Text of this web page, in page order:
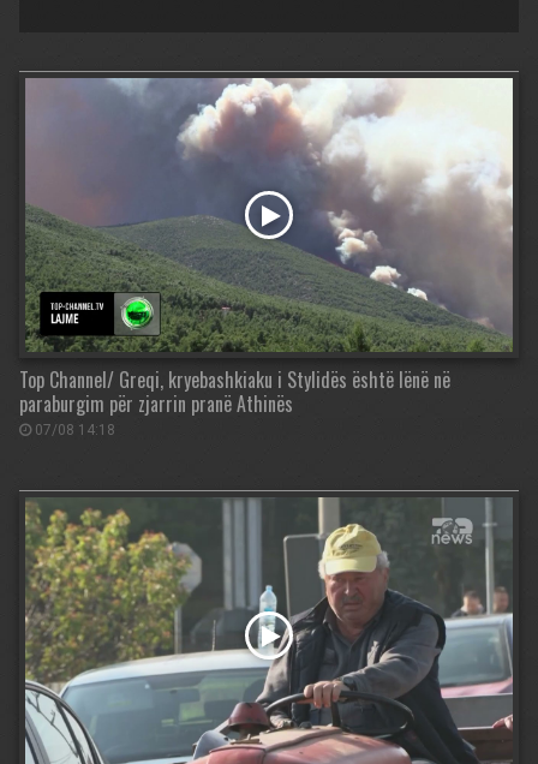
Top Channel/ Greqi, kryebashkiaku i Stylidës është lënë në
paraburgim për zjarrin pranë Athinës
07/08 14:18